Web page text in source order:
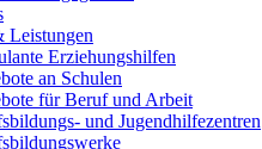
Leistungen
Erziehungshilfen
an Schulen
für Beruf und Arbeit
und Jugendhilfezentren